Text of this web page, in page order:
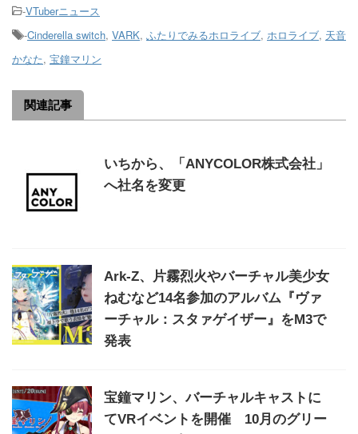
-VTuberニュース
-Cinderella switch, VARK, ふたりでみるホロライブ, ホロライブ, 天音
かなた, 宝鐘マリン
関連記事
いちから、「ANYCOLOR株式会社」
へ社名を変更
Ark-Z、片霧烈火やバーチャル美少女
ねむなど14名参加のアルバム『ヴァ
ーチャル：スタァゲイザー』をM3で
発表
宝鐘マリン、バーチャルキャストに
てVRイベントを開催 10月のグリー